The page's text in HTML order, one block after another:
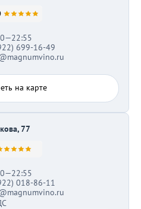
699-16-49
на карте
77
018-86-11